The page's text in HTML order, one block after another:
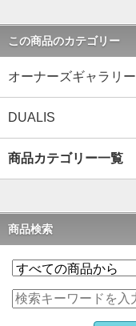
この商品のカテゴリー
オーナーズギャラリー
DUALIS
商品カテゴリー一覧
商品検索